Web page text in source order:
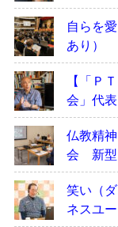
自らを
あり）
【「Ｐ
会」代
仏教精
会 新型
笑い（
ネスユ